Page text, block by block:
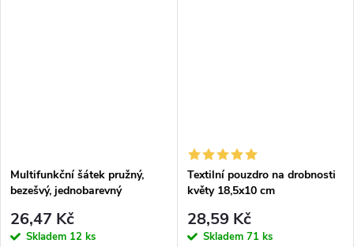
Multifunkční šátek pružný,
bezešvý, jednobarevný
26,47 Kč
Skladem 12 ks
Textilní pouzdro na drobnosti
květy 18,5x10 cm
28,59 Kč
Skladem 71 ks